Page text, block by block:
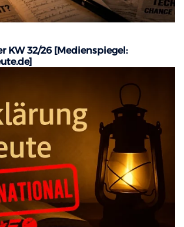
KW 32/26 [Medienspiegel: